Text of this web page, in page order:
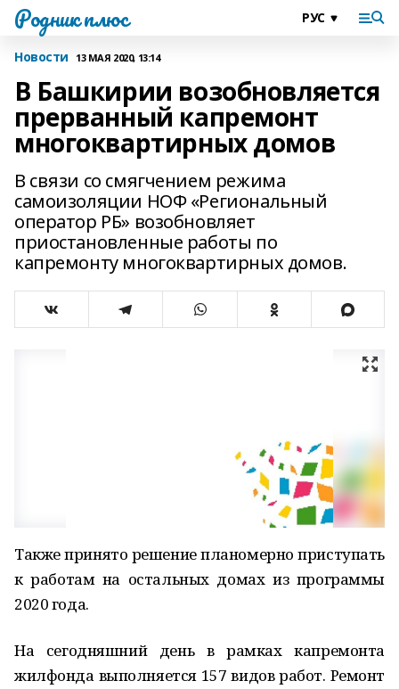
Родник плюс
Новости 13 МАЯ 2020, 13:14
В Башкирии возобновляется
прерванный капремонт
многоквартирных домов
В связи со смягчением режима
самоизоляции НОФ «Региональный
оператор РБ» возобновляет
приостановленные работы по
капремонту многоквартирных домов.
Также принято решение планомерно приступать
к работам на остальных домах из программы
2020 года.
На сегодняшний день в рамках капремонта
жилфонда выполняется 157 видов работ. Ремонт